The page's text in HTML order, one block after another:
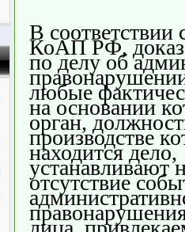
В соответствии
КоАП РФ,
по делу об
любые
на основании
орган,
производстве
находится дело,
устанавливают
отсутствие